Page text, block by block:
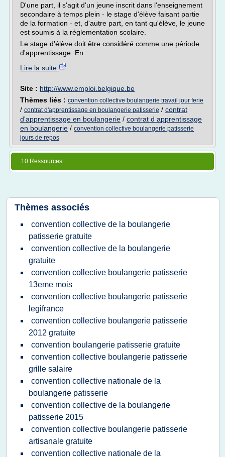
D'une part, il s'agit d'un jeune inscrit dans l'enseignement
secondaire à temps plein - le stage d'élève faisant partie
de la formation - et, d'autre part, en tant qu'élève, le jeune
est soumis à la réglementation scolaire.
Le stage d'élève doit être considéré comme une période
d'apprentissage. En...
Lire la suite
Site : http://www.emploi.belgique.be
Thèmes liés : convention collective boulangerie travail jour ferie
/ contrat d'apprentissage en boulangerie patisserie / contrat
d'apprentissage en boulangerie / contrat d apprentissage
en boulangerie / convention collective boulangerie patisserie
jours de repos
10 Ressources
Thèmes associés
convention collective de la boulangerie
patisserie gratuite
convention collective de la boulangerie
gratuite
convention collective boulangerie patisserie
13eme mois
convention collective boulangerie patisserie
legifrance
convention collective boulangerie patisserie
2012 gratuite
convention boulangerie patisserie gratuite
convention collective boulangerie patisserie
grille salaire
convention collective nationale de la
boulangerie patisserie
convention collective de la boulangerie
patisserie 2015
convention collective boulangerie patisserie
artisanale gratuite
convention collective nationale de la